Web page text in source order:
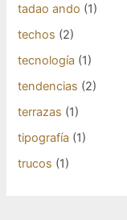
tadao ando (1)
techos (2)
tecnología (1)
tendencias (2)
terrazas (1)
tipografía (1)
trucos (1)